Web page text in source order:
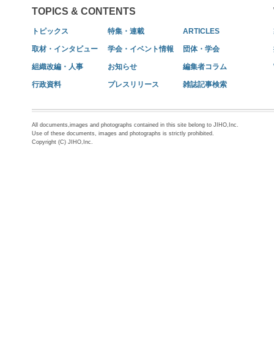
TOPICS & CONTENTS
トピックス 特集・連載 ARTICLES
取材・インタビュー 学会・イベント情報 団体・学会
組織改編・人事 お知らせ 編集者コラム
行政資料 プレスリリース 雑誌記事検索
All documents,images and photographs contained in this site belong to JIHO,Inc.
Use of these documents, images and photographs is strictly prohibited.
Copyright (C) JIHO,Inc.